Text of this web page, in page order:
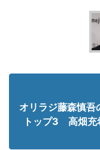
オリラジ藤森慎吾
トップ3 高畑充